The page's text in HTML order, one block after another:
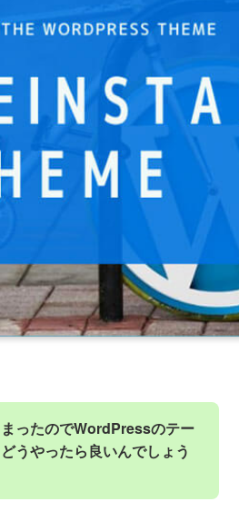
ったのでWordPressのテー
うやったら良いんでしょう